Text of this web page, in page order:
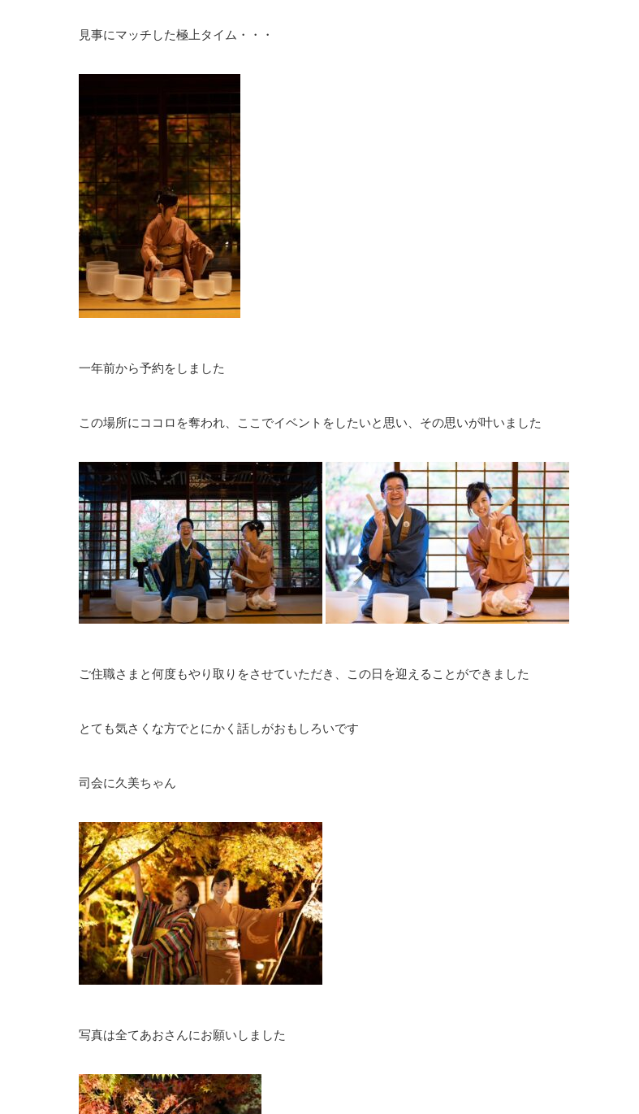
見事にマッチした極上タイム・・・
一年前から予約をしました
この場所にココロを奪われ、ここでイベントをしたいと思い、その思いが叶いました
ご住職さまと何度もやり取りをさせていただき、この日を迎えることができました
とても気さくな方でとにかく話しがおもしろいです
司会に久美ちゃん
写真は全てあおさんにお願いしました